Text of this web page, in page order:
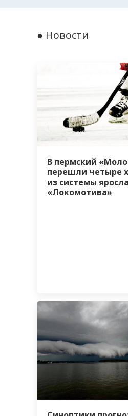
● Новости
В пермский
перешли четыре
из системы
«Локомотива»